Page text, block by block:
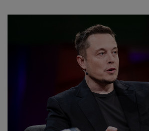
TIC TALK
DANCEFLOOR CHART